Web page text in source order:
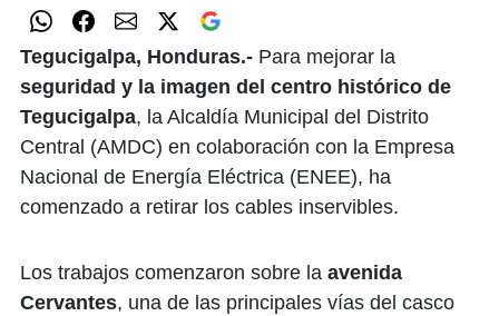
Tegucigalpa, Honduras.- Para mejorar la
seguridad y la imagen del centro histórico de
Tegucigalpa, la Alcaldía Municipal del Distrito
Central (AMDC) en colaboración con la Empresa
Nacional de Energía Eléctrica (ENEE), ha
comenzado a retirar los cables inservibles.
Los trabajos comenzaron sobre la avenida
Cervantes, una de las principales vías del casco